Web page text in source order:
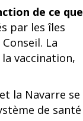
de ce que
par les îles
La
vaccination,
la Navarre se
de santé